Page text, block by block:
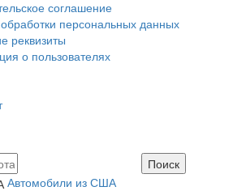
соглашение
персональных данных
реквизиты
о пользователях
Автомобили из США